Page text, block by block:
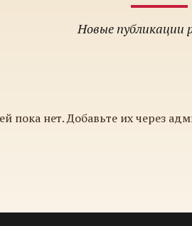
Новые публикации
пока нет. Добавьте их через